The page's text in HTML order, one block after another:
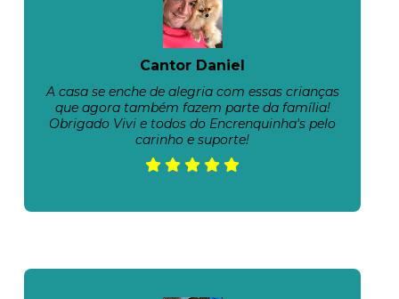
Cantor Daniel
A casa se enche de alegria com essas crianças
que agora também fazem parte da família!
Obrigado Vivi e todos do Encrenquinha's pelo
carinho e suporte!